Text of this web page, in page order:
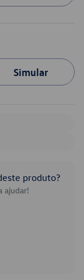
Simular
produto?
ajudar!